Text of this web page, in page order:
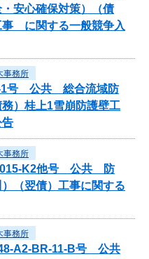
安心確保対策）（債
事 に関する一般競争入
事務所
1号 公共 総合流域防
）桂上1雪崩防護壁工
事務所
K2他号 公共 防
（翌債）工事に関する
事務所
48-A2-BR-11-B号 公共